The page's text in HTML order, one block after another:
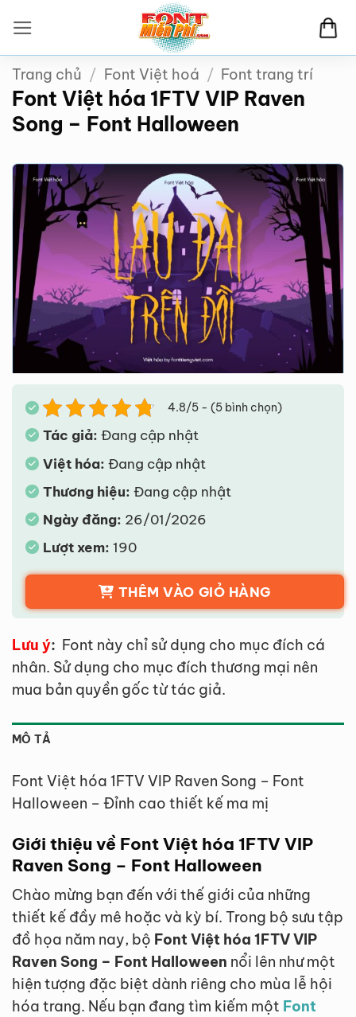
qua
nội
dung
Trang chủ / Font Việt hoá / Font trang trí
Font Việt hóa 1FTV VIP Raven
Song – Font Halloween
4.8/5 - (5 bình chọn)
Tác giả: Đang cập nhật
Việt hóa: Đang cập nhật
Thương hiệu: Đang cập nhật
Ngày đăng: 26/01/2026
Lượt xem: 190
THÊM VÀO GIỎ HÀNG
Lưu ý: Font này chỉ sử dụng cho mục đích cá
nhân. Sử dụng cho mục đích thương mại nên
mua bản quyền gốc từ tác giả.
MÔ TẢ
Font Việt hóa 1FTV VIP Raven Song – Font
Halloween – Đỉnh cao thiết kế ma mị
Giới thiệu về Font Việt hóa 1FTV VIP
Raven Song – Font Halloween
Chào mừng bạn đến với thế giới của những
thiết kế đầy mê hoặc và kỳ bí. Trong bộ sưu tập
đồ họa năm nay, bộ Font Việt hóa 1FTV VIP
Raven Song – Font Halloween nổi lên như một
hiện tượng đặc biệt dành riêng cho mùa lễ hội
hóa trang. Nếu bạn đang tìm kiếm một Font